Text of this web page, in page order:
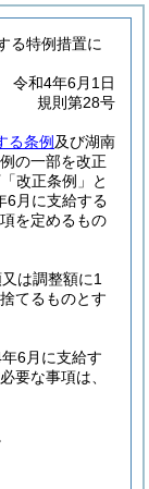
る特例措置に
令和4年6月1日
規則第28号
る条例 及び湖南
の一部を改正
改正条例」と
6月に支給する
を定めるもの
は調整額に1
てるものとす
6月に支給す
要な事項は、